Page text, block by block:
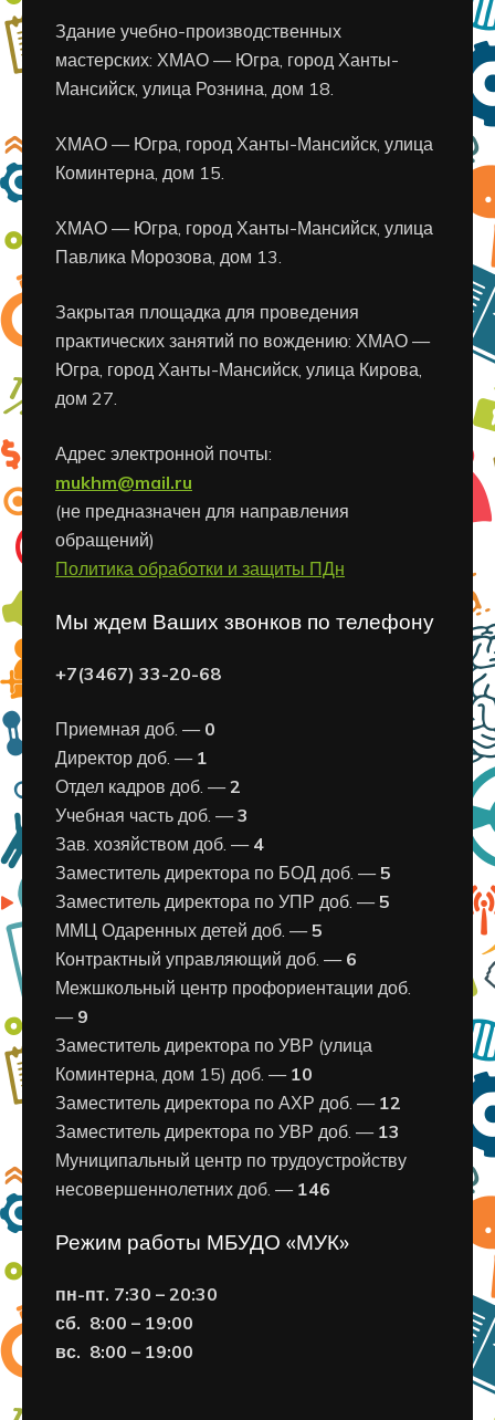
Здание учебно-производственных
мастерских: ХМАО — Югра, город Ханты-
Мансийск, улица Рознина, дом 18.
ХМАО — Югра, город Ханты-Мансийск, улица
Коминтерна, дом 15.
ХМАО — Югра, город Ханты-Мансийск, улица
Павлика Морозова, дом 13.
Закрытая площадка для проведения
практических занятий по вождению: ХМАО —
Югра, город Ханты-Мансийск, улица Кирова,
дом 27.
Адрес электронной почты:
mukhm@mail.ru
(не предназначен для направления
обращений)
Политика обработки и защиты ПДн
Мы ждем Ваших звонков по телефону
+7(3467) 33-20-68
Приемная доб. — 0
Директор доб. — 1
Отдел кадров доб. —2
Учебная часть доб. —3
Зав. хозяйством доб. — 4
Заместитель директора по БОД доб. —5
Заместитель директора по УПР доб. —5
ММЦ Одаренных детей доб. —5
Контрактный управляющий доб. — 6
Межшкольный центр профориентации доб.
— 9
Заместитель директора по УВР (улица
Коминтерна, дом 15) доб. — 10
Заместитель директора по АХР доб. — 12
Заместитель директора по УВР доб. — 13
Муниципальный центр по трудоустройству
несовершеннолетних доб. — 146
Режим работы МБУДО «МУК»
пн-пт. 7:30 – 20:30
сб. 8:00 – 19:00
вс. 8:00 – 19:00